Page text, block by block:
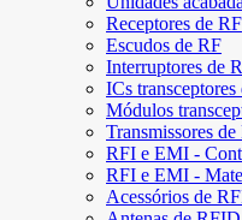
Receptores de RF
Escudos de RF
Interruptores de
ICs transceptores
Módulos
Transmissores de
RFI e EMI -
RFI e EMI -
Acessórios de